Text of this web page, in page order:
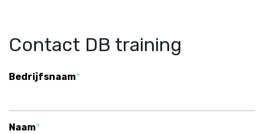
Contact DB training
Bedrijfsnaam
Naam